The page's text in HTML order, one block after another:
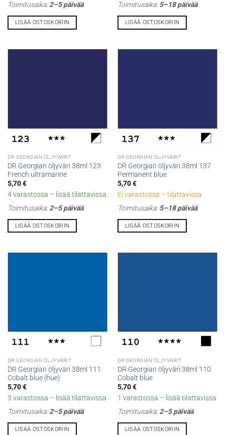
Toimitusaika:2–5 päivää
LISÄÄ OSTOSKORIIN
Toimitusaika:5–18 päivää
LISÄÄ OSTOSKORIIN
DR GEORGIAN ÖLJYVÄRIT
DR Georgian öljyväri 38ml 123
French ultramarine
5,70€
4 varastossa – lisää tilattavissa
Toimitusaika:2–5 päivää
LISÄÄ OSTOSKORIIN
DR GEORGIAN ÖLJYVÄRIT
DR Georgian öljyväri 38ml 137
Permanent blue
5,70€
Ei varastossa – tilattavissa
Toimitusaika:5–18 päivää
LISÄÄ OSTOSKORIIN
DR GEORGIAN ÖLJYVÄRIT
DR Georgian öljyväri 38ml 111
Cobalt blue (hue)
5,70€
3 varastossa – lisää tilattavissa
Toimitusaika:2–5 päivää
LISÄÄ OSTOSKORIIN
DR GEORGIAN ÖLJYVÄRIT
DR Georgian öljyväri 38ml 110
Cobalt blue
5,70€
1 varastossa – lisää tilattavissa
Toimitusaika:2–5 päivää
LISÄÄ OSTOSKORIIN